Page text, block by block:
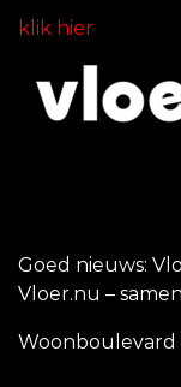
klik hier
Goed nieuws:
Vloer.nu –